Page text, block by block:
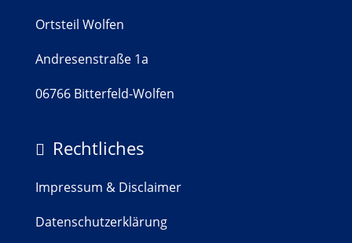
Ortsteil Wolfen
Andresenstraße 1a
06766 Bitterfeld-Wolfen
 Rechtliches
Impressum & Disclaimer
Datenschutzerklärung